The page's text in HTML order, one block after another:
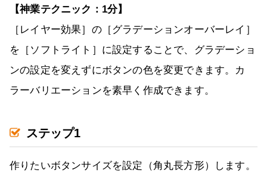
【神業テクニック：1分】
［レイヤー効果］の［グラデーションオーバーレイ］
を［ソフトライト］に設定することで、グラデーショ
ンの設定を変えずにボタンの色を変更できます。カ
ラーバリエーションを素早く作成できます。
ステップ1
作りたいボタンサイズを設定（角丸長方形）します。